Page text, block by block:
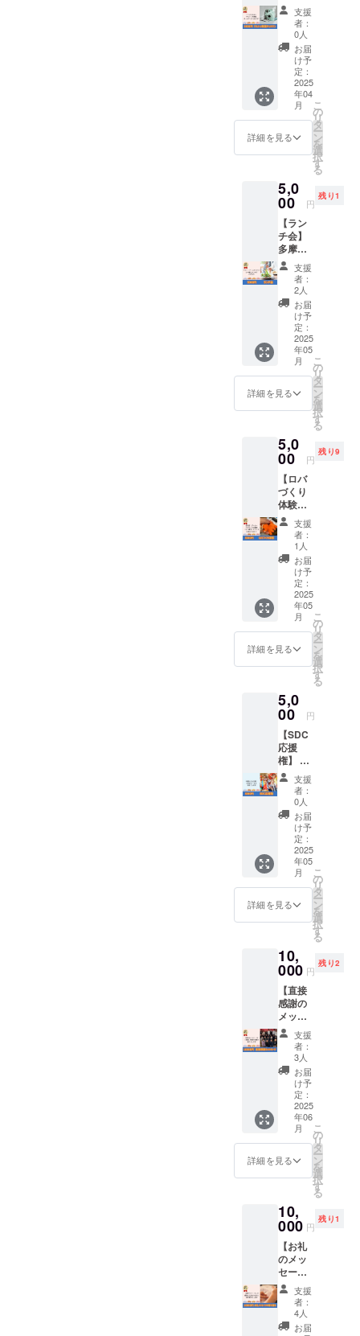
となり
ます。
順延日
程につ
いて
も、開
催当日
の天候
警報級
の気象
出され
た場
合、主
催者の
判断で
イベン
トを中
止とす
る場合
があり
ます。
・順延
日程も
中止の
場合に
限り、
口座振
込にて
全額返
します
（振込
手数料
はご購
入者様
負担と
なりま
すの
で、振
込手数
料を引
いた額
を返金
致しま
す）。
があり
ます。
・イベ
ント中
止の場
合で
も、本
リター
ンは履
しま
す。
お礼の
メッ
セージ
は、
CAMPF
IREでの
メッ
セージ
機能か
ら送信
いたし
ますの
で、登
録メー
受信し
ます。
も食堂
の日程
につき
まして
は、5月
以降順
次メー
ルにて
ご相談
させて
いただ
きま
す。 ・
リター
ン履行
当日の
連絡手
段とし
て、電
用する
場合が
ありま
す。そ
のた
め、連
絡先
（お届
け先）
の記入
が必要
です。
段とし
て、電
話を使
用する
場合が
ありま
す。そ
のた
め、連
（お届
け先）
です。
・イベ
ント当
日、雨
天時は
4/27(日)
に順延
となり
ます。
順延日
程につ
いて
も、開
催当日
の天候
意報・
警報級
出され
た場
合、主
催者の
判断で
イベン
トを中
止とす
る場合
があり
ます。
・雨天
中止の
場合に
込にて
全額返
します
（振込
手数料
はご支
援者様
負担と
なりま
すの
で、振
込手数
料を引
いた額
を返金
致しま
す）。
ンジ ※
本体の
サイズ
＆色は
ワンパ
ターン
のみで
す。手
作りの
ため商
品にば
【注意
事項】
ント当
日、雨
天時は
4/27(日)
に順延
となり
ます。
4/27に
ついて
も、開
催当日
の天候
意報・
警報級
出され
た場
合、主
催者の
判断で
イベン
トを中
止とす
る場合
があり
ます。
・イベ
ント中
止の場
合で
リター
ンは履
す。 ・
ご支援
時に入
力して
いただ
いたお
届け先
に郵送
しま
す。イ
ベント
当日の
受け渡
しはあ
CAMPF
IREでの
メッ
セージ
機能か
ら送信
いたし
ますの
で、登
録メー
ルアド
■お礼動
画…登
録メー
ルアド
レスに
受信し
ます。
■備考…
上乗せ
支援が
可能で
す。応
援の気
持ちの
上乗せ
大歓迎
です！
ント当
日、雨
4/27(日)
に順延
となり
ます。
順延日
程につ
いて
も、開
催当日
の天候
や、注
意報・
の気象
予報が
合、主
催者の
判断で
イベン
トを中
止とす
る場合
があり
ます。
・イベ
ント中
止の場
合で
も、本
リター
行いた
しま
キマ
ン】 マ
ルシェ
当日、
専属カ
メラマ
ンとし
てイベ
ント会
場のカ
メラマ
ンにな
れる権
す。 ※
チェキ
はこち
らでご
用意さ
せてい
ただき
ます。
・イベ
ントの
様子の
写真を
とって
いただ
き、そ
の写真
をホー
に使わ
せてい
ただき
ます。
その
際、カ
メラマ
ンの名
前をメ
ンショ
ン、紹
介させ
ていた
だきま
す。
【連絡
手段】
CAMPF
メッ
セージ
ら集合
場所等
を連絡
いたし
ます。
登録
メール
アドレ
スに受
信しま
す。 ・
イベン
の連絡
手段と
使用す
る場合
があり
ます。
そのた
め、連
絡先
（お届
け先）
の記入
が必要
です。
【注意
事項
①】 ・
ト当
日、
で参加
できる
方に限
らせて
いただ
きま
す。 ・
チェキ
はこち
らでご
支援
者：
0人
お届
け予
定：
2025
年04
月
詳細を見る
こ
の
リ
タ
ー
ン
を
選
択
す
る
5,0
00 円
残り1
【ラン
チ会】
多摩
SDCの
学生た
ちと一
緒にマ
ルシェ
やSDC
の活動
につい
て、ラ
ンチを
食べな
がらお
話しま
所は
向ヶ丘
遊園駅
や登戸
駅の近
隣を予
定して
いま
す。 食
事代は
含まれ
ていま
す。
【注意
事項】
・日程
の調整
ルにて
行わせ
て頂き
ます。
・有効
期限
は、
2025年
12月31
日まで
としま
す。 ・
リター
ン履行
当日の
連絡手
段とし
場合が
ありま
のた
め、連
絡先
（お届
け先）
の記入
が必要
です。
・マル
シェイ
ベント
当日、
は4月27
日(日)に
す。順
延日程
につい
ても、
開催当
日の天
候や、
注意
報・警
報級の
支援
者：
2人
お届
け予
定：
2025
年05
月
詳細を見る
こ
の
リ
タ
ー
ン
を
選
択
す
る
5,0
00 円
残り9
【ロバ
づくり
体験】
認知症
サポー
ター
キャラ
バンの
象徴で
ある
「ロバ
隊長」
をつく
る体験
ができ
ます。
は、多
摩SDC
事務所
です。
（川崎
市多摩
区役所1
階にご
ざいま
す）
【注意
事項】
・日程
2025/5/
9、
5/10、
も
10:00~
15:00の
うちの1
時間)で
す。こ
の日程
で参加
が可能
な方。
・ご希
望の日
時をを
備考欄
にご記
載くだ
さい ・
各自の
ご負担
ます。
・リ
ターン
履行当
日の連
絡手段
とし
支援
者：
1人
お届
け予
定：
2025
年05
月
詳細を見る
こ
の
リ
タ
ー
ン
を
選
択
す
る
5,0
00 円
【SDC
応援
権】 多
摩区
ソー
シャル
デザイ
ンセン
ターを
応援し
ていた
だけま
す。多
摩SDC
よりお
礼の
セージ
をお送
りしま
す。 ■
お礼
メー
ル…
CAMPF
IREでの
メッ
セージ
機能か
ら送信
いたし
ますの
で、登
録メー
ます。
■備考…
上乗せ
支援が
可能で
す。応
援の気
持ちの
上乗せ
大歓迎
支援
者：
0人
お届
け予
定：
2025
年05
月
詳細を見る
こ
の
リ
タ
ー
ン
を
選
択
す
る
10,
000 円
残り2
【直接
感謝の
メッ
セー
ジ】 多
摩SDC
の企画
運営を
行う学
生メン
バーよ
り、
「直
接」感
謝の言
葉をお
ます。
■感謝の
言葉…
学生メ
ンバー
より直
接、感
謝の気
持ちを
込めた
支援
者：
3人
お届
け予
定：
2025
年06
月
詳細を見る
こ
の
リ
タ
ー
ン
を
選
択
す
る
10,
000 円
残り1
【お礼
のメッ
セージ
の寄せ
書き】
多摩
SDCス
支援
者：
4人
お届